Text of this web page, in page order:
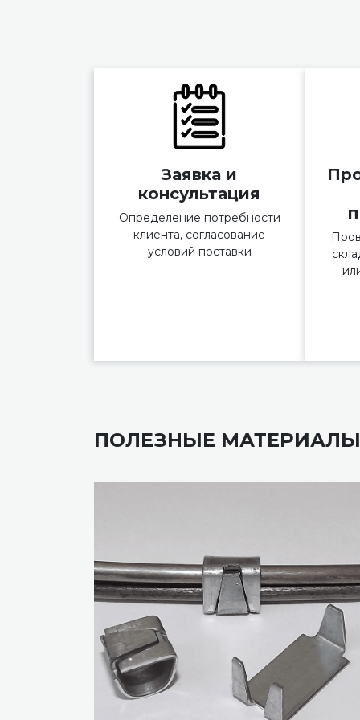
Заявка и
консультация
Определение потребности
клиента, согласование
условий поставки
ПОЛЕЗНЫЕ МАТЕРИАЛЫ